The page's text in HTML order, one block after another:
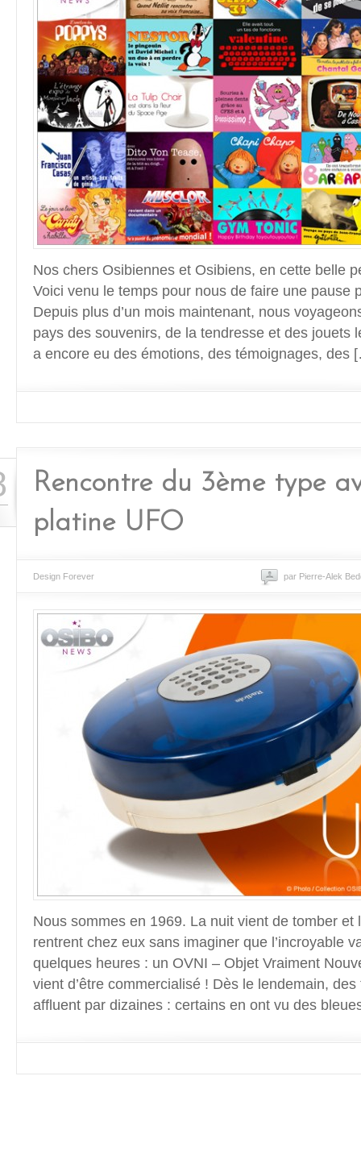
Nos chers Osibiennes et Osibiens, en cette belle
Voici venu le temps pour nous de faire une pause
Depuis plus d’un mois maintenant, nous
pays des souvenirs, de la tendresse et des jouets
a encore eu des émotions, des témoignages, des
Rencontre du 3ème type
platine UFO
Design Forever par Pierre-Alek
Nous sommes en 1969. La nuit vient de tomber et
rentrent chez eux sans imaginer que l’incroyable
quelques heures : un OVNI – Objet Vraiment
vient d’être commercialisé ! Dès le lendemain,
affluent par dizaines : certains en ont vu des